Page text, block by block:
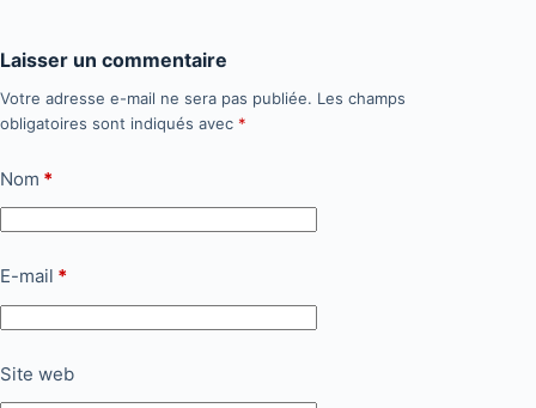
Laisser un commentaire
Votre adresse e-mail ne sera pas publiée. Les champs
obligatoires sont indiqués avec *
Nom *
E-mail *
Site web